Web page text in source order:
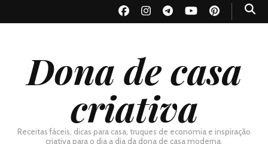
Dona de casa
criativa
Receitas fáceis, dicas para casa, truques de economia e inspiração
criativa para o dia a dia da dona de casa moderna.